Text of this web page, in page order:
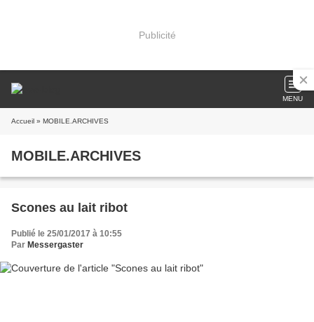
Publicité
MENU
Accueil » MOBILE.ARCHIVES
MOBILE.ARCHIVES
Scones au lait ribot
Publié le 25/01/2017 à 10:55
Par Messergaster